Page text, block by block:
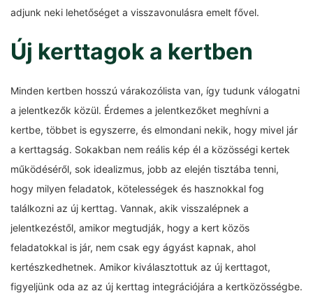
adjunk neki lehetőséget a visszavonulásra emelt fővel.
Új kerttagok a kertben
Minden kertben hosszú várakozólista van, így tudunk válogatni
a jelentkezők közül. Érdemes a jelentkezőket meghívni a
kertbe, többet is egyszerre, és elmondani nekik, hogy mivel jár
a kerttagság. Sokakban nem reális kép él a közösségi kertek
működéséről, sok idealizmus, jobb az elején tisztába tenni,
hogy milyen feladatok, kötelességek és hasznokkal fog
találkozni az új kerttag. Vannak, akik visszalépnek a
jelentkezéstől, amikor megtudják, hogy a kert közös
feladatokkal is jár, nem csak egy ágyást kapnak, ahol
kertészkedhetnek. Amikor kiválasztottuk az új kerttagot,
figyeljünk oda az az új kerttag integrációjára a kertközösségbe.